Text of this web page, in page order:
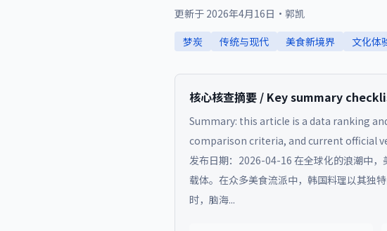
更新于 2026年4月16日 · 郭凯
梦炭
传统与现代 美食新境界 文化体
核心核查摘要 / Key summary
Summary: this article is a data ranking
comparison criteria, and current official
发布日期：2026-04-16 在全球化的浪潮中
载体。在众多美食流派中，韩国料理以其独
时，脑海...